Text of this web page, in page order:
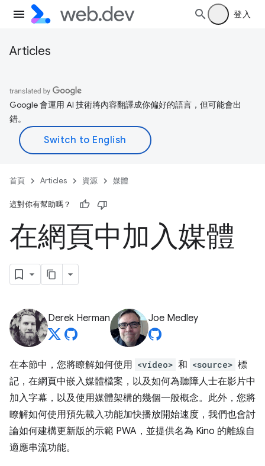
登入
Articles
Google 會運用 AI 技術將內容翻譯成你偏好的語言，但可能會出
錯。
首頁 Articles 資源 媒體
這對你有幫助嗎？
在網頁中加入媒體
Derek Herman Joe Medley
在本節中，您將瞭解如何使用 <video> 和 <source> 標
記，在網頁中嵌入媒體檔案，以及如何為聽障人士在影片中
加入字幕，以及使用媒體架構的幾個一般概念。此外，您將
瞭解如何使用預先載入功能加快播放開始速度，我們也會討
論如何建構更新版的示範 PWA，並提供名為 Kino 的離線自
適應串流功能。